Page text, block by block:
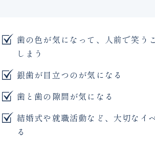
歯の色が気になって、人前で笑う
しまう
銀歯が目立つのが気になる
歯と歯の隙間が気になる
結婚式や就職活動など、大切なイ
る